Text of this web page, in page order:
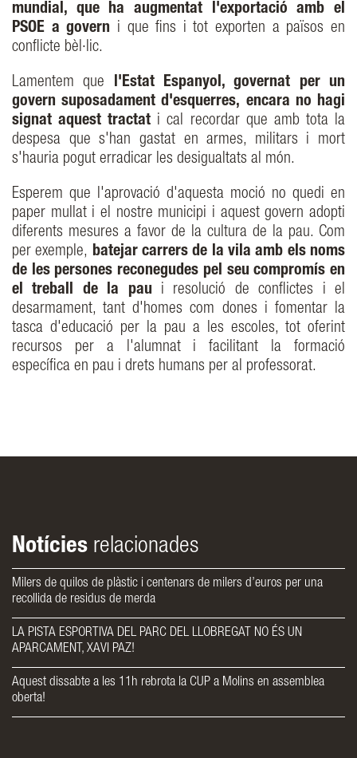
mundial, que ha augmentat l'exportació amb el
PSOE a govern i que fins i tot exporten a països en
conflicte bèl·lic.
Lamentem que l'Estat Espanyol, governat per un
govern suposadament d'esquerres, encara no hagi
signat aquest tractat i cal recordar que amb tota la
despesa que s'han gastat en armes, militars i mort
s'hauria pogut erradicar les desigualtats al món.
Esperem que l'aprovació d'aquesta moció no quedi en
paper mullat i el nostre municipi i aquest govern adopti
diferents mesures a favor de la cultura de la pau. Com
per exemple, batejar carrers de la vila amb els noms
de les persones reconegudes pel seu compromís en
el treball de la pau i resolució de conflictes i el
desarmament, tant d'homes com dones i fomentar la
tasca d'educació per la pau a les escoles, tot oferint
recursos per a l'alumnat i facilitant la formació
específica en pau i drets humans per al professorat.
Notícies relacionades
Milers de quilos de plàstic i centenars de milers d’euros per una
recollida de residus de merda
LA PISTA ESPORTIVA DEL PARC DEL LLOBREGAT NO ÉS UN
APARCAMENT, XAVI PAZ!
Aquest dissabte a les 11h rebrota la CUP a Molins en assemblea
oberta!